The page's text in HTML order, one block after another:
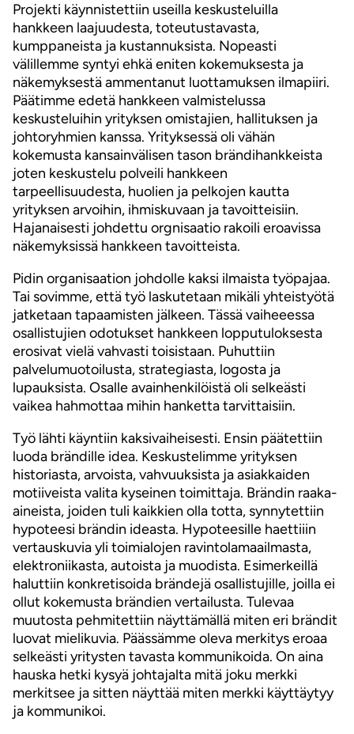
Projekti käynnistettiin useilla keskusteluilla
hankkeen laajuudesta, toteutustavasta,
kumppaneista ja kustannuksista. Nopeasti
välillemme syntyi ehkä eniten kokemuksesta ja
näkemyksestä ammentanut luottamuksen ilmapiiri.
Päätimme edetä hankkeen valmistelussa
keskusteluihin yrityksen omistajien, hallituksen ja
johtoryhmien kanssa. Yrityksessä oli vähän
kokemusta kansainvälisen tason brändihankkeista
joten keskustelu polveili hankkeen
tarpeellisuudesta, huolien ja pelkojen kautta
yrityksen arvoihin, ihmiskuvaan ja tavoitteisiin.
Hajanaisesti johdettu orgnisaatio rakoili eroavissa
näkemyksissä hankkeen tavoitteista.
Pidin organisaation johdolle kaksi ilmaista työpajaa.
Tai sovimme, että työ laskutetaan mikäli yhteistyötä
jatketaan tapaamisten jälkeen. Tässä vaiheeessa
osallistujien odotukset hankkeen lopputuloksesta
erosivat vielä vahvasti toisistaan. Puhuttiin
palvelumuotoilusta, strategiasta, logosta ja
lupauksista. Osalle avainhenkilöistä oli selkeästi
vaikea hahmottaa mihin hanketta tarvittaisiin.
Työ lähti käyntiin kaksivaiheisesti. Ensin päätettiin
luoda brändille idea. Keskustelimme yrityksen
historiasta, arvoista, vahvuuksista ja asiakkaiden
motiiveista valita kyseinen toimittaja. Brändin raaka-
aineista, joiden tuli kaikkien olla totta, synnytettiin
hypoteesi brändin ideasta. Hypoteesille haettiiin
vertauskuvia yli toimialojen ravintolamaailmasta,
elektroniikasta, autoista ja muodista. Esimerkeillä
haluttiin konkretisoida brändejä osallistujille, joilla ei
ollut kokemusta brändien vertailusta. Tulevaa
muutosta pehmitettiin näyttämällä miten eri brändit
luovat mielikuvia. Päässämme oleva merkitys eroaa
selkeästi yritysten tavasta kommunikoida. On aina
hauska hetki kysyä johtajalta mitä joku merkki
merkitsee ja sitten näyttää miten merkki käyttäytyy
ja kommunikoi.